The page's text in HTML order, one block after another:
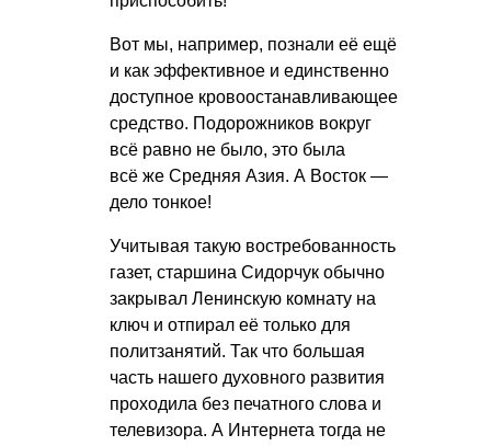
Вот мы, например, познали её ещё
и как эффективное и единственно
доступное кровоостанавливающее
средство. Подорожников вокруг
всё равно не было, это была
всё же Средняя Азия. А Восток —
дело тонкое!
Учитывая такую востребованность
газет, старшина Сидорчук обычно
закрывал Ленинскую комнату на
ключ и отпирал её только для
политзанятий. Так что большая
часть нашего духовного развития
проходила без печатного слова и
телевизора. А Интернета тогда не